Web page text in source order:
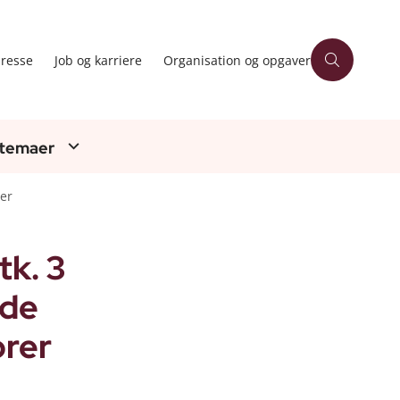
Job og karriere Organisation og opgaver
3